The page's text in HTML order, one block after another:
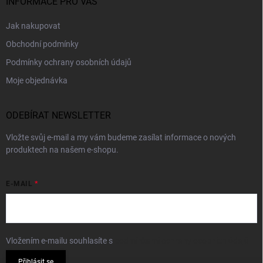
Jak nakupovat
Obchodní podmínky
Podmínky ochrany osobních údajů
Moje objednávka
ODEBÍRAT NEWSLETTER
Vložte svůj e-mail a my vám budeme zasílat informace o nových
produktech na našem e-shopu.
E-MAIL
Vložením e-mailu souhlasíte s